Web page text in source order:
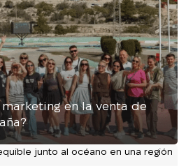
en la venta de